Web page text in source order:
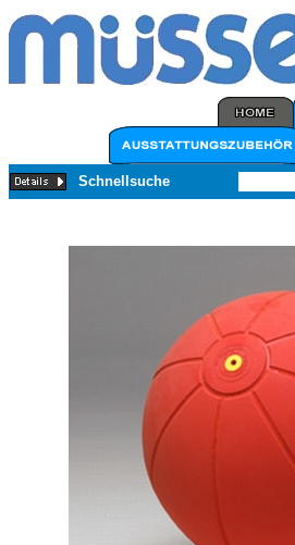
Schnellsuche